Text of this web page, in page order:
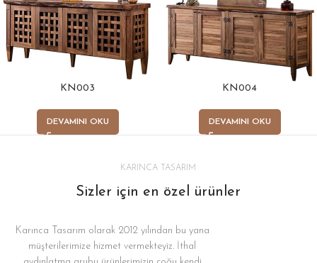
KN003
DEVAMINI OKU
KN004
DEVAMINI OKU
KARINCA TASARIM
Sizler için en özel ürünler
Karınca Tasarım olarak 2012 yılından bu yana
müşterilerimize hizmet vermekteyiz. İthal